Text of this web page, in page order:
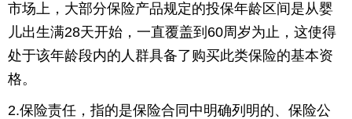
尚
体
育
育
儿
旅
市场上，大部分保险产品规定的投保年龄区间是从婴
儿出生满28天开始，一直覆盖到60周岁为止，这使得
处于该年龄段内的人群具备了购买此类保险的基本资
格。
2.保险责任，指的是保险合同中明确列明的、保险公